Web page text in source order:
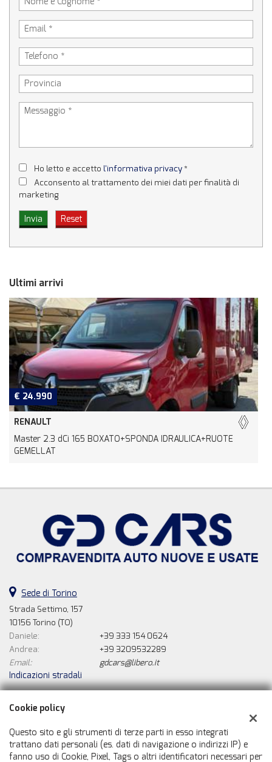
Ho letto e accetto l'informativa privacy*
Acconsento al trattamento dei miei dati per finalità di
marketing
Ultimi arrivi
€ 24.990
RENAULT
Master 2.3 dCi 165 BOXATO+SPONDA IDRAULICA+RUOTE
GEMELLAT
Sede di Torino
Strada Settimo, 157
10156 Torino (TO)
Daniele:
+39 333 154 0624
Andrea:
+39 3209532289
Email:
gdcars@libero.it
Indicazioni stradali
Gd Cars Di Grassadonia Daniele
Strada Settimo, 157, Torino (TO)
C.F/P.IVA:08730730010
Cookie policy
Questo sito e gli strumenti di terze parti in esso integrati
trattano dati personali (es. dati di navigazione o indirizzi IP) e
fanno uso di Cookie, Pixel, Tags o altri identificatori necessari per